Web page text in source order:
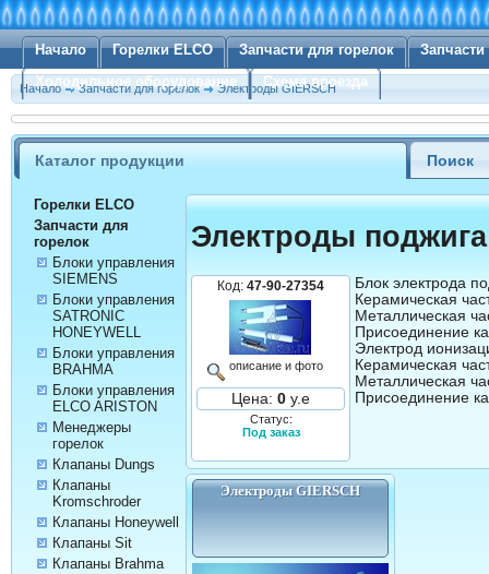
Начало Горелки ELCO Запчасти для горелок
Холодильное оборудование
Схема проезда
Начало Запчасти для горелок Электроды GIERSCH
Каталог продукции Поиск
Горелки ELCO
Запчасти для
горелок
Блоки управления
SIEMENS
Блоки управления
SATRONIC
HONEYWELL
Блоки управления
BRAHMA
Блоки управления
ELCO ARISTON
Менеджеры
горелок
Клапаны Dungs
Клапаны
Kromschroder
Клапаны Honeywell
Клапаны Sit
Клапаны Brahma
Электроды
Код:47-90-27354
описание и фото
Цена: 0 у.е
Статус:
Под заказ
Блок электрода
Керамическая
Металлическая
Присоединение
Электрод
Керамическая
Металлическая
Электроды GIERSCH